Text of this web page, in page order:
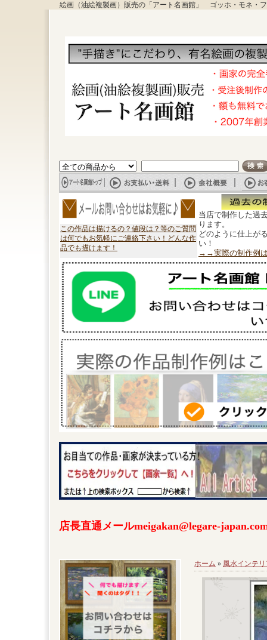
絵画（油絵複製画）販売の「アート名画館」 ゴッホ・モネ・
この作品は描けるの？値段は？等のご質問
は何でもお気軽にご連絡下さい！どんな作
品でも描けます！
当店で制作した過
ります。
どのように仕上が
い！
→→実際の制作例
店長直通メールmeigakan@legare-
ホーム » 風水インテ